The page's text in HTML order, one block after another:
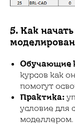
5. Как
Обучающие
курсов как
помогут
Практика:
условие для
моделлером.